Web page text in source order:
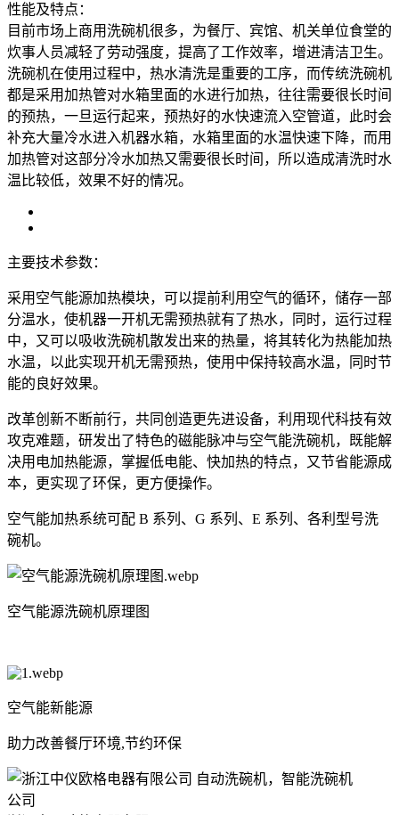
性能及特点：
目前市场上商用洗碗机很多，为餐厅、宾馆、机关单位食堂的
炊事人员减轻了劳动强度，提高了工作效率，增进清洁卫生。
洗碗机在使用过程中，热水清洗是重要的工序，而传统洗碗机
都是采用加热管对水箱里面的水进行加热，往往需要很长时间
的预热，一旦运行起来，预热好的水快速流入空管道，此时会
补充大量冷水进入机器水箱，水箱里面的水温快速下降，而用
加热管对这部分冷水加热又需要很长时间，所以造成清洗时水
温比较低，效果不好的情况。
主要技术参数：
采用空气能源加热模块，可以提前利用空气的循环，储存一部
分温水，使机器一开机无需预热就有了热水，同时，运行过程
中，又可以吸收洗碗机散发出来的热量，将其转化为热能加热
水温，以此实现开机无需预热，使用中保持较高水温，同时节
能的良好效果。
改革创新不断前行，共同创造更先进设备，利用现代科技有效
攻克难题，研发出了特色的磁能脉冲与空气能洗碗机，既能解
决用电加热能源，掌握低电能、快加热的特点，又节省能源成
本，更实现了环保，更方便操作。
空气能加热系统可配 B 系列、G 系列、E 系列、各利型号洗
碗机。
空气能源洗碗机原理图
空气能新能源
助力改善餐厅环境,节约环保
公司